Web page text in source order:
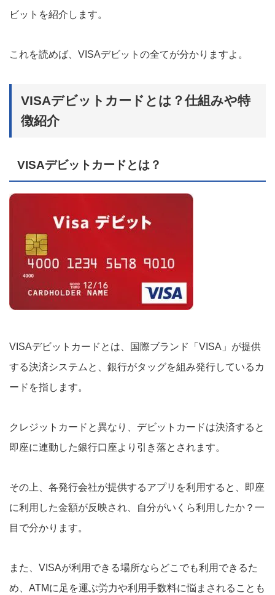
ビットを紹介します。
これを読めば、VISAデビットの全てが分かりますよ。
VISAデビットカードとは？仕組みや特
徴紹介
VISAデビットカードとは？
VISAデビットカードとは、国際ブランド「VISA」が提供
する決済システムと、銀行がタッグを組み発行しているカ
ードを指します。
クレジットカードと異なり、デビットカードは決済すると
即座に連動した銀行口座より引き落とされます。
その上、各発行会社が提供するアプリを利用すると、即座
に利用した金額が反映され、自分がいくら利用したか？一
目で分かります。
また、VISAが利用できる場所ならどこでも利用できるた
め、ATMに足を運ぶ労力や利用手数料に悩まされることも